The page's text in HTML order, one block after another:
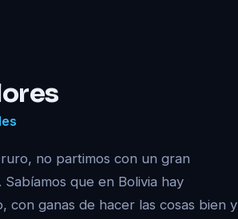
no partimos con un gran
que en Bolivia hay
con ganas de hacer las cosas bien y